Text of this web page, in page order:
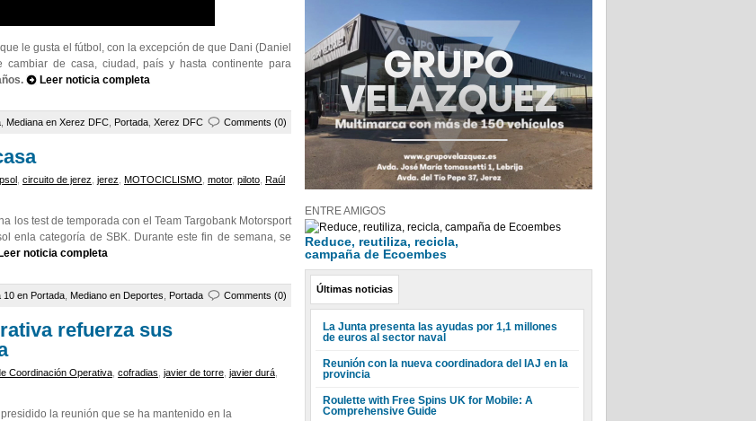
le gusta el fútbol, con la excepción de que Dani (Daniel
de casa, ciudad, país y hasta continente para
Leer noticia completa
Mediana en Xerez DFC Portada Xerez DFC Comments (0)
circuito de jerez jerez MOTOCICLISMO motor, piloto Raúl
los test de temporada con el Team Targobank Motorsport
enla categoría de SBK. Durante este fin de semana, se
Leer noticia completa
10 en Portada Mediano en Deportes Portada Comments (0)
refuerza sus
Coordinación Operativa cofradias javier de torre javier durá
la reunión que se ha mantenido en la
ENTRE AMIGOS
Reduce, reutiliza, recicla,
campaña de Ecoembes
Últimas noticias
La Junta presenta las ayudas por 1,1 millones
de euros al sector naval
Reunión con la nueva coordinadora del IAJ en la
provincia
Roulette with Free Spins UK for Mobile: A
Comprehensive Guide